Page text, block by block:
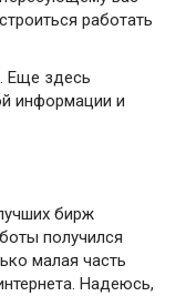
работать
Еще здесь
информации и
бирж
получился
малая часть
Надеюсь,